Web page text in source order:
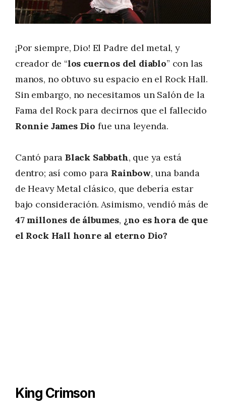
¡Por siempre, Dio! El Padre del metal, y
creador de “los cuernos del diablo” con las
manos, no obtuvo su espacio en el Rock Hall.
Sin embargo, no necesitamos un Salón de la
Fama del Rock para decirnos que el fallecido
Ronnie James Dio fue una leyenda.
Cantó paraBlack Sabbath, que ya está
dentro; así como para Rainbow, una banda
de Heavy Metal clásico, que debería estar
bajo consideración. Asimismo, vendió más de
47 millones de álbumes, ¿no es hora de que
el Rock Hall honre al eterno Dio?
King Crimson